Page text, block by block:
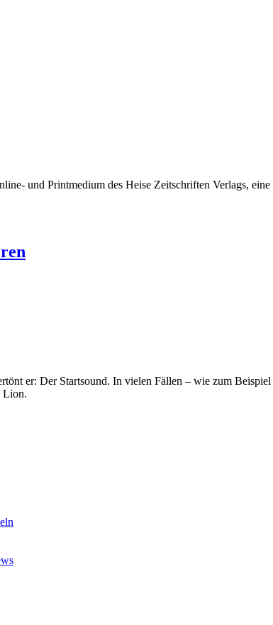
und Printmedium des Heise Zeitschriften Verlags,
er: Der Startsound. In vielen Fällen – wie zum
Lion.